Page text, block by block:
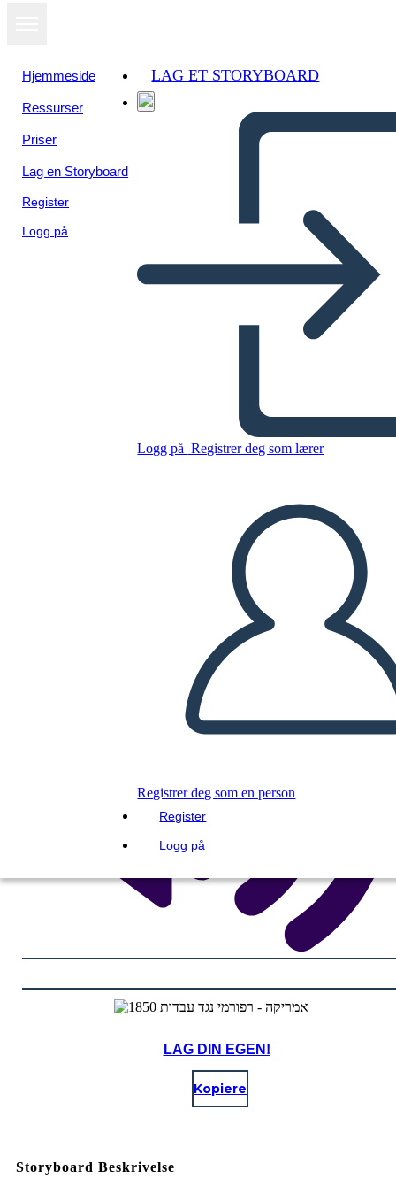
Hjemmeside
Ressurser
Priser
Lag en Storyboard
Register
Logg på
LAG ET STORYBOARD
Logg på Registrer deg som lærer
Registrer deg som en person
Register
Logg på
עבדות
LAGE ET STORYBOARD
SPILLE AV LYSBILDEFREMVISNING
LES FOR MEG
LAG DIN EGEN!
Kopiere
Storyboard Beskrivelse